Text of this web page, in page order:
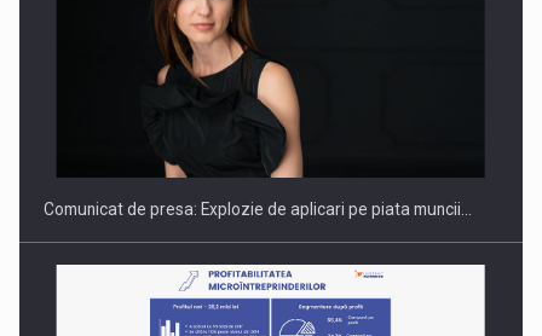
Hard Enduro Piatra Craiului 2026, fueled by benzinariile RO…
Comunicat de presa: Explozie de aplicari pe piata muncii…